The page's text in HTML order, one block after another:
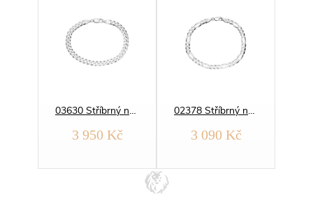
03630 Stříbrný náramek PANCER 140
3 950 Kč
02378 Stříbrný náramek 3+1 FIGARO 120
3 090 Kč